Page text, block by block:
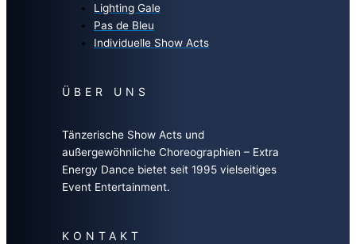
Lighting Gale
Pas de Bleu
Individuelle Show Acts
ÜBER UNS
Tänzerische Show Acts und
außergewöhnliche Choreographien – Extra
Energy Dance bietet seit 1995 vielseitiges
Event Entertainment.
KONTAKT